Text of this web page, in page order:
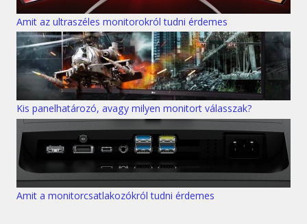
Amit az ultraszéles monitorokról tudni érdemes
Kis panelhatározó, avagy milyen monitort válasszak?
Amit a monitorcsatlakozókról tudni érdemes